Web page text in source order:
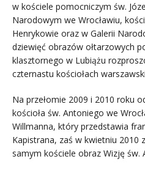
w kościele pomocniczym św.
Narodowym we Wrocławiu,
Henrykowie oraz w Galerii
dziewięć obrazów ołtarzowych
klasztornego w Lubiążu
czternastu kościołach
Na przełomie 2009 i 2010 roku
kościoła św. Antoniego we
Willmanna, który przedstawia
Kapistrana, zaś w kwietniu 2010
samym kościele obraz Wizję św.